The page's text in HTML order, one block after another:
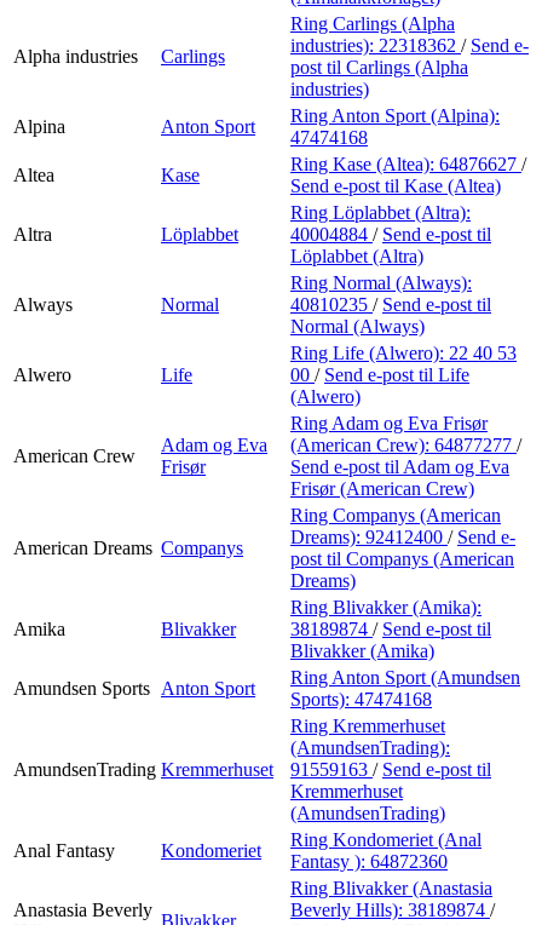
Alpha industries Carlings
Ring Carlings (Alpha
industries): 22318362 / Send e-
post til Carlings (Alpha
industries)
Alpina
Anton Sport
Ring Anton Sport (Alpina):
47474168
Altea
Kase
Ring Kase (Altea): 64876627 /
Send e-post til Kase (Altea)
Altra Löplabbet
Ring Löplabbet (Altra):
40004884 / Send e-post til
Löplabbet (Altra)
Always Normal
Ring Normal (Always):
40810235 / Send e-post til
Normal (Always)
Alwero Life
Ring Life (Alwero): 22 40 53
00 / Send e-post til Life
(Alwero)
American Crew
Adam og Eva
Frisør
Ring Adam og Eva Frisør
(American Crew): 64877277 /
Send e-post til Adam og Eva
Frisør (American Crew)
American Dreams Companys
Ring Companys (American
Dreams): 92412400 / Send e-
post til Companys (American
Dreams)
Amika Blivakker
Ring Blivakker (Amika):
38189874 / Send e-post til
Blivakker (Amika)
Amundsen Sports Anton Sport
Ring Anton Sport (Amundsen
Sports): 47474168
AmundsenTrading Kremmerhuset
Ring Kremmerhuset
(AmundsenTrading):
91559163 / Send e-post til
Kremmerhuset
(AmundsenTrading)
Anal Fantasy
Kondomeriet
Ring Kondomeriet (Anal
Fantasy ): 64872360
Anastasia Beverly
Blivakker
Ring Blivakker (Anastasia
Beverly Hills): 38189874 /